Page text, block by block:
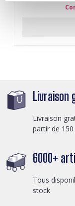
Livraison
Livraison
partir de 150
6000+
Tous
stock